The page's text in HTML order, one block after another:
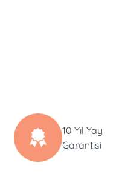
10 Yıl Yay
Garantisi